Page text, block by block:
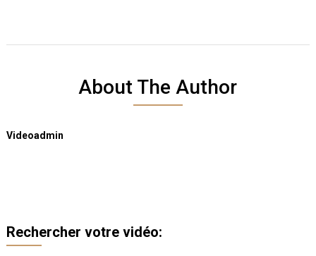
About The Author
Videoadmin
Rechercher votre vidéo: